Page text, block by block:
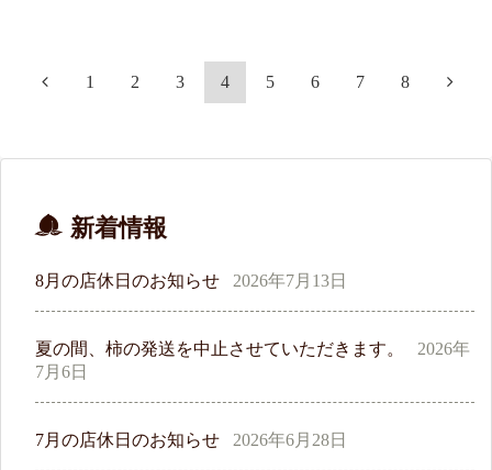
1 2 3 4 5 6 7 8
新着情報
8月の店休日のお知らせ 2026年7月13日
夏の間、柿の発送を中止させていただきます。
2026年
7月6日
7月の店休日のお知らせ 2026年6月28日